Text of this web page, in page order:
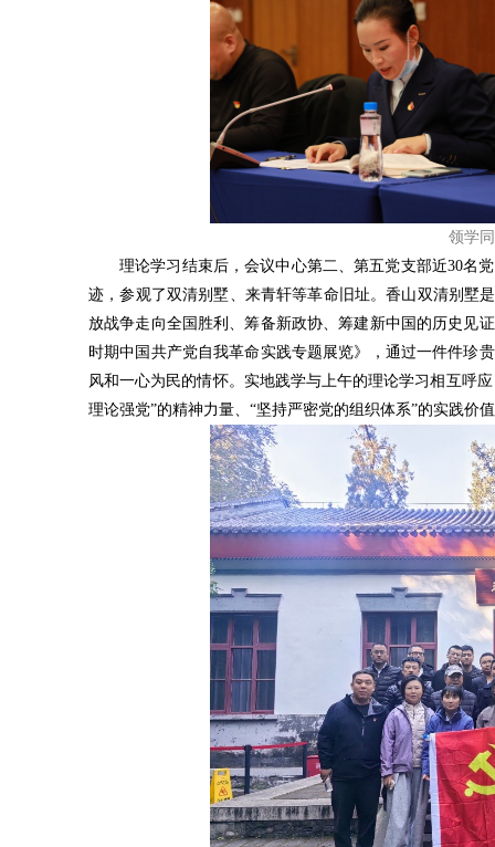
领学
理论学习结束后，会议中心第二、第五党支部近30名
迹，参观了双清别墅、来青轩等革命旧址。香山双清别墅
放战争走向全国胜利、筹备新政协、筹建新中国的历史
时期中国共产党自我革命实践专题展览》，通过一件件珍
风和一心为民的情怀。实地践学与上午的理论学习相互呼
理论强党”的精神力量、“坚持严密党的组织体系”的实践价